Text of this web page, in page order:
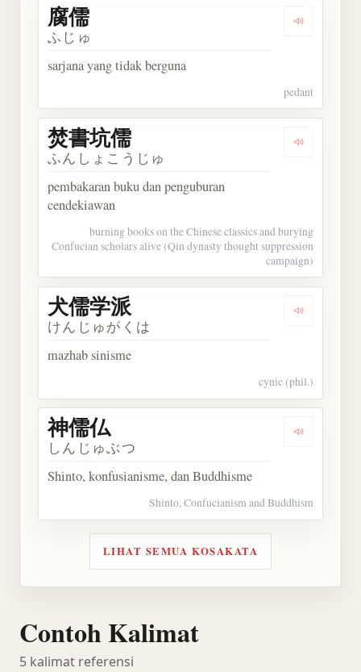
Dengarkan
腐儒
ふじゅ
sarjana yang tidak berguna
pedant
Dengarkan
焚書坑儒
ふんしょこうじゅ
pembakaran buku dan penguburan
cendekiawan
burning books on the Chinese classics and burying
Confucian scholars alive (Qin dynasty thought suppression
campaign)
Dengarkan
犬儒学派
けんじゅがくは
mazhab sinisme
cynic (phil.)
Dengarkan
神儒仏
しんじゅぶつ
Shinto, konfusianisme, dan Buddhisme
Shinto, Confucianism and Buddhism
LIHAT SEMUA KOSAKATA
Contoh Kalimat
5 kalimat referensi